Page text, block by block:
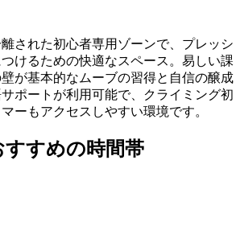
された初心者専用ゾーンで、プレッシ
けるための快適なスペース。易しい課
が基本的なムーブの習得と自信の醸成
ポートが利用可能で、クライミング初
ーもアクセスしやすい環境です。
すめの時間帯